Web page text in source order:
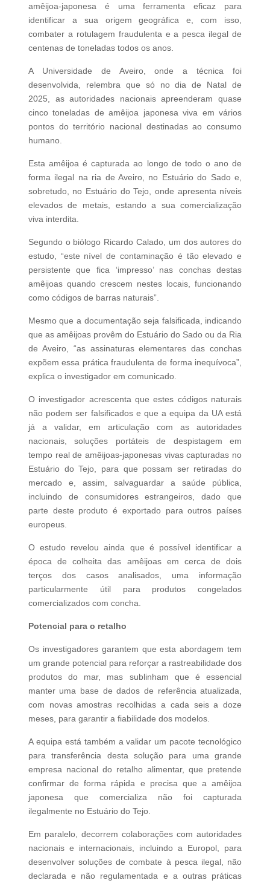
amêijoa-japonesa é uma ferramenta eficaz para
identificar a sua origem geográfica e, com isso,
combater a rotulagem fraudulenta e a pesca ilegal de
centenas de toneladas todos os anos.
A Universidade de Aveiro, onde a técnica foi
desenvolvida, relembra que só no dia de Natal de
2025, as autoridades nacionais apreenderam quase
cinco toneladas de amêijoa japonesa viva em vários
pontos do território nacional destinadas ao consumo
humano.
Esta amêijoa é capturada ao longo de todo o ano de
forma ilegal na ria de Aveiro, no Estuário do Sado e,
sobretudo, no Estuário do Tejo, onde apresenta níveis
elevados de metais, estando a sua comercialização
viva interdita.
Segundo o biólogo Ricardo Calado, um dos autores do
estudo, “este nível de contaminação é tão elevado e
persistente que fica ‘impresso’ nas conchas destas
amêijoas quando crescem nestes locais, funcionando
como códigos de barras naturais”.
Mesmo que a documentação seja falsificada, indicando
que as amêijoas provêm do Estuário do Sado ou da Ria
de Aveiro, “as assinaturas elementares das conchas
expõem essa prática fraudulenta de forma inequívoca”,
explica o investigador em comunicado.
O investigador acrescenta que estes códigos naturais
não podem ser falsificados e que a equipa da UA está
já a validar, em articulação com as autoridades
nacionais, soluções portáteis de despistagem em
tempo real de amêijoas-japonesas vivas capturadas no
Estuário do Tejo, para que possam ser retiradas do
mercado e, assim, salvaguardar a saúde pública,
incluindo de consumidores estrangeiros, dado que
parte deste produto é exportado para outros países
europeus.
O estudo revelou ainda que é possível identificar a
época de colheita das amêijoas em cerca de dois
terços dos casos analisados, uma informação
particularmente útil para produtos congelados
comercializados com concha.
Potencial para o retalho
Os investigadores garantem que esta abordagem tem
um grande potencial para reforçar a rastreabilidade dos
produtos do mar, mas sublinham que é essencial
manter uma base de dados de referência atualizada,
com novas amostras recolhidas a cada seis a doze
meses, para garantir a fiabilidade dos modelos.
A equipa está também a validar um pacote tecnológico
para transferência desta solução para uma grande
empresa nacional do retalho alimentar, que pretende
confirmar de forma rápida e precisa que a amêijoa
japonesa que comercializa não foi capturada
ilegalmente no Estuário do Tejo.
Em paralelo, decorrem colaborações com autoridades
nacionais e internacionais, incluindo a Europol, para
desenvolver soluções de combate à pesca ilegal, não
declarada e não regulamentada e a outras práticas